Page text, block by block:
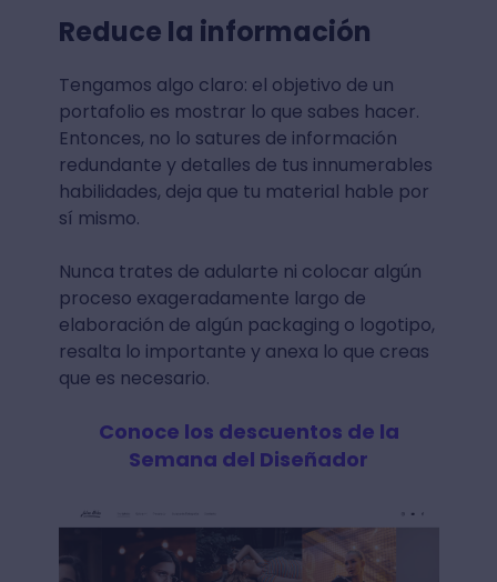
Reduce la información
Tengamos algo claro: el objetivo de un
portafolio es mostrar lo que sabes hacer.
Entonces, no lo satures de información
redundante y detalles de tus innumerables
habilidades, deja que tu material hable por
sí mismo.
Nunca trates de adularte ni colocar algún
proceso exageradamente largo de
elaboración de algún packaging o logotipo,
resalta lo importante y anexa lo que creas
que es necesario.
Conoce los descuentos de la
Semana del Diseñador